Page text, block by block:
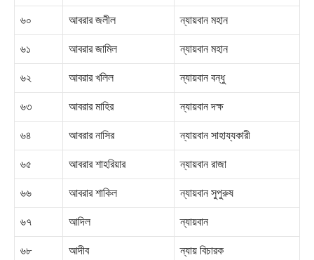
৬০ আবরার জলীল ন্যায়বান মহান
৬১ আবরার জামিল ন্যায়বান মহান
৬২ আবরার খলিল ন্যায়বান বন্ধু
৬৩ আবরার মাহির ন্যায়বান দক্ষ
৬৪ আবরার নাসির ন্যায়বান সাহায্যকারী
৬৫ আবরার শাহরিয়ার ন্যায়বান রাজা
৬৬ আবরার শাকিল ন্যায়বান সুপুরুষ
৬৭ আদিল ন্যায়বান
৬৮ আদীব ন্যায় বিচারক